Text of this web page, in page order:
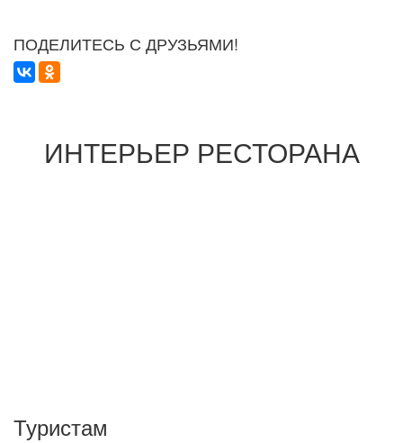
ПОДЕЛИТЕСЬ С ДРУЗЬЯМИ!
ИНТЕРЬЕР РЕСТОРАНА
Туристам